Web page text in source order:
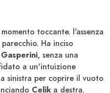
toccante. l'assenza
Ha inciso
Gasperini, senza una
a un'intuizione
sinistra per coprire il vuoto
Celik a destra.